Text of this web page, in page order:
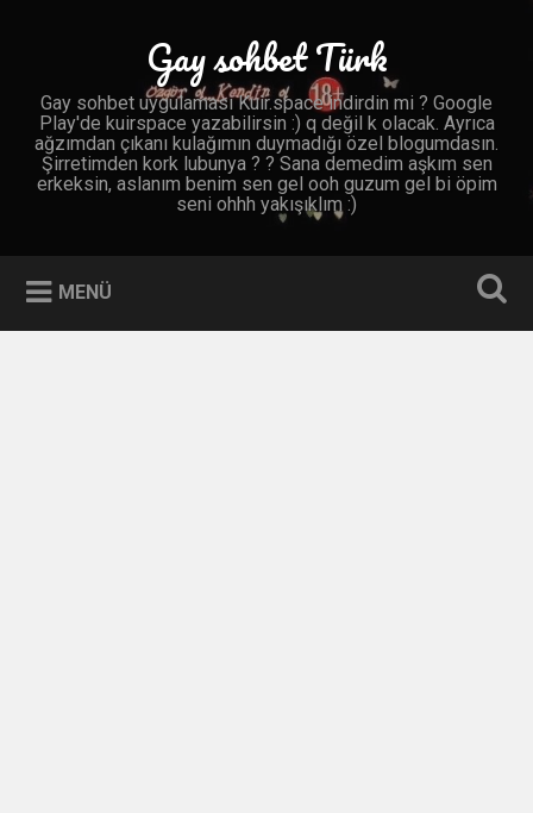
Gay sohbet Türk
Gay sohbet uygulaması Kuir.space indirdin mi ? Google
Play'de kuirspace yazabilirsin :) q değil k olacak. Ayrıca
ağzımdan çıkanı kulağımın duymadığı özel blogumdasın.
Şirretimden kork lubunya ? ? Sana demedim aşkım sen
erkeksin, aslanım benim sen gel ooh guzum gel bi öpim
seni ohhh yakışıklım :)
MENÜ